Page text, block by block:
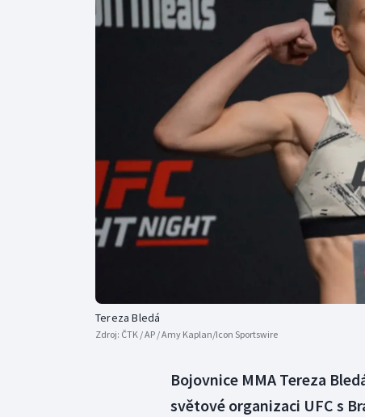
Dostihy
Futsal
Golf
Gymnastika
Tereza Bledá
Zdroj: ČTK / AP / Amy Kaplan/Icon Sportswire
Bojovnice MMA Tereza
světové organizaci UFC s